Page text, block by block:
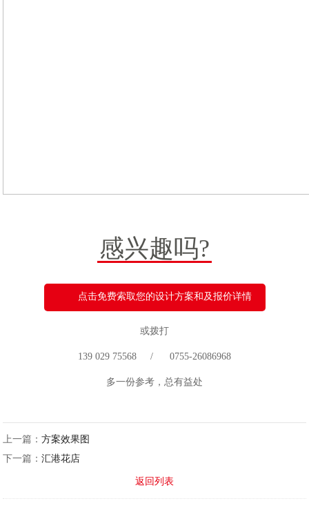
感兴趣吗?
点击免费索取您的设计方案和及报价详情
或拨打
139 029 75568 / 0755-26086968
多一份参考，总有益处
上一篇：方案效果图
下一篇：汇港花店
返回列表